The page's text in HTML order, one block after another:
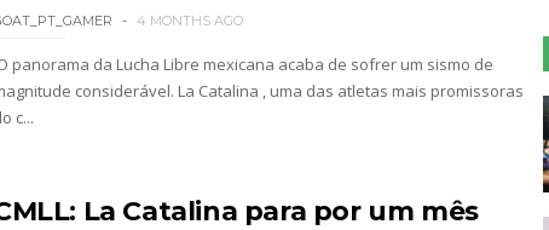
4 MONTHS AGO
panorama da Lucha Libre mexicana acaba de sofrer um sismo de
considerável. La Catalina , uma das atletas mais promissoras
c...
La Catalina para por um mês